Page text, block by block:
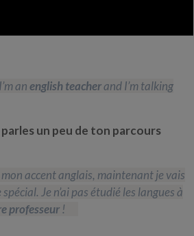
anenglish teacherand I’m talking
un peu de ton parcours
accent anglais, maintenant je vais
Je n’ai pas étudié les langues à
professeur!